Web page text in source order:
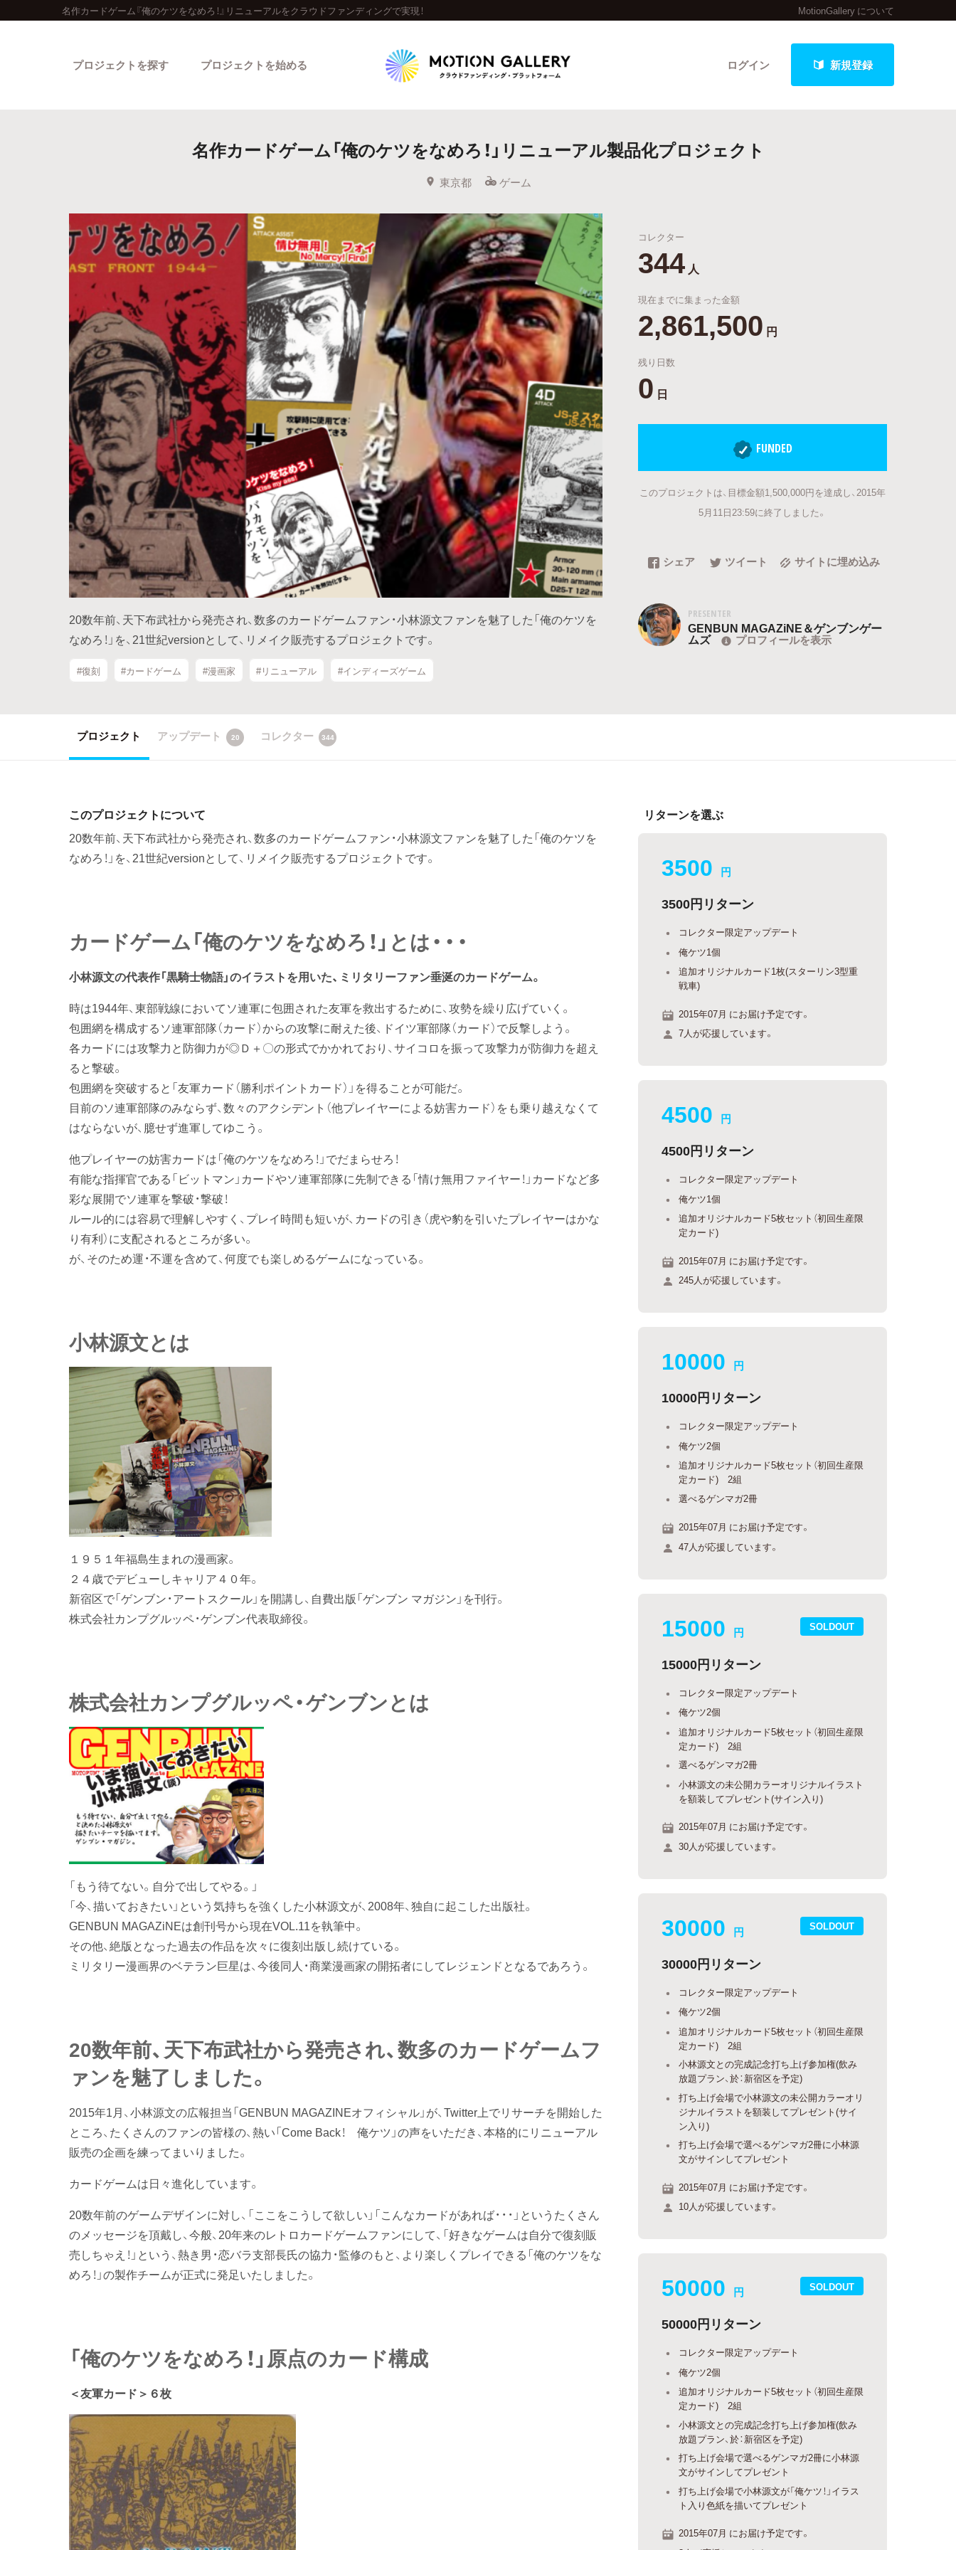
名作カードゲーム『俺のケツをなめろ！』リニューアルをクラウドファンディングで実現！ MotionGallery について
ログイン 新規登録
プロジェクトを探す
人気のプロジェクト 新着プロジェクト 終了間近のプロジェクト
Feature
カテゴリーから探す タグから探す キュレーターから探す 特集から探す 最新進捗報告から探す
Legendary
最新達成プロジェクト 調達額が大きいプロジェクト
プロジェクトを始める
名作カードゲーム「俺のケツをなめろ！」リニューアル製品化プロジェクト
東京都 ゲーム
20数年前、天下布武社から発売され、数多のカードゲームファン・小林源文ファンを魅了した「俺のケツを
なめろ！」を、21世紀versionとして、リメイク販売するプロジェクトです。
#復刻 #カードゲーム #漫画家 #リニューアル #インディーズゲーム
コレクター
344 人
現在までに集まった金額
2,861,500 円
残り日数
0 日
FUNDED
このプロジェクトは、目標金額1,500,000円を達成し、2015年
5月11日23:59に終了しました。
シェア ツイート サイトに埋め込み
PRESENTER
GENBUN MAGAZiNE＆ゲンブンゲー
ムズ プロフィールを表示
プロジェクト アップデート 20 コレクター 344
このプロジェクトについて
20数年前、天下布武社から発売され、数多のカードゲームファン・小林源文ファンを魅了した「俺のケツを
なめろ！」を、21世紀versionとして、リメイク販売するプロジェクトです。
カードゲーム「俺のケツをなめろ！」とは・・・
小林源文の代表作「黒騎士物語」のイラストを用いた、ミリタリーファン垂涎のカードゲーム。
時は1944年、東部戦線においてソ連軍に包囲された友軍を救出するために、攻勢を繰り広げていく。
包囲網を構成するソ連軍部隊（カード）からの攻撃に耐えた後、ドイツ軍部隊（カード）で反撃しよう。
各カードには攻撃力と防御力が◎Ｄ＋〇の形式でかかれており、サイコロを振って攻撃力が防御力を超え
ると撃破。
包囲網を突破すると「友軍カード（勝利ポイントカード）」を得ることが可能だ。
目前のソ連軍部隊のみならず、数々のアクシデント（他プレイヤーによる妨害カード）をも乗り越えなくて
はならないが、臆せず進軍してゆこう。
他プレイヤーの妨害カードは「俺のケツをなめろ！」でだまらせろ！
有能な指揮官である「ビットマン」カードやソ連軍部隊に先制できる「情け無用ファイヤー！」カードなど多
彩な展開でソ連軍を撃破・撃破！
ルール的には容易で理解しやすく、プレイ時間も短いが、カードの引き（虎や豹を引いたプレイヤーはかな
り有利）に支配されるところが多い。
が、そのため運・不運を含めて、何度でも楽しめるゲームになっている。
小林源文とは
１９５１年福島生まれの漫画家。
２４歳でデビューしキャリア４０年。
新宿区で「ゲンブン・アートスクール」を開講し、自費出版「ゲンブン マガジン」を刊行。
株式会社カンプグルッペ・ゲンブン代表取締役。
株式会社カンプグルッペ・ゲンブンとは
「もう待てない。自分で出してやる。」
「今、描いておきたい」という気持ちを強くした小林源文が、2008年、独自に起こした出版社。
GENBUN MAGAZiNEは創刊号から現在VOL.11を執筆中。
その他、絶版となった過去の作品を次々に復刻出版し続けている。
ミリタリー漫画界のベテラン巨星は、今後同人・商業漫画家の開拓者にしてレジェンドとなるであろう。
20数年前、天下布武社から発売され、数多のカードゲームフ
ァンを魅了しました。
2015年1月、小林源文の広報担当「GENBUN MAGAZINEオフィシャル」が、Twitter上でリサーチを開始した
ところ、たくさんのファンの皆様の、熱い「Come Back！ 俺ケツ」の声をいただき、本格的にリニューアル
販売の企画を練ってまいりました。
カードゲームは日々進化しています。
20数年前のゲームデザインに対し、「ここをこうして欲しい」「こんなカードがあれば・・・」というたくさん
のメッセージを頂戴し、今般、20年来のレトロカードゲームファンにして、「好きなゲームは自分で復刻販
売しちゃえ！」という、熱き男・恋バラ支部長氏の協力・監修のもと、より楽しくプレイできる「俺のケツをな
めろ！」の製作チームが正式に発足いたしました。
「俺のケツをなめろ！」原点のカード構成
＜友軍カード＞６枚
リターンを選ぶ
3500 円
3500円リターン
コレクター限定アップデート
俺ケツ1個
追加オリジナルカード1枚(スターリン3型重
戦車)
2015年07月 にお届け予定です。
7人が応援しています。
4500 円
4500円リターン
コレクター限定アップデート
俺ケツ1個
追加オリジナルカード5枚セット（初回生産限
定カード)
2015年07月 にお届け予定です。
245人が応援しています。
10000 円
10000円リターン
コレクター限定アップデート
俺ケツ2個
追加オリジナルカード5枚セット（初回生産限
定カード) 2組
選べるゲンマガ2冊
2015年07月 にお届け予定です。
47人が応援しています。
SOLDOUT
15000 円
15000円リターン
コレクター限定アップデート
俺ケツ2個
追加オリジナルカード5枚セット（初回生産限
定カード) 2組
選べるゲンマガ2冊
小林源文の未公開カラーオリジナルイラスト
を額装してプレゼント(サイン入り)
2015年07月 にお届け予定です。
30人が応援しています。
SOLDOUT
30000 円
30000円リターン
コレクター限定アップデート
俺ケツ2個
追加オリジナルカード5枚セット（初回生産限
定カード) 2組
小林源文との完成記念打ち上げ参加権(飲み
放題プラン、於：新宿区を予定)
打ち上げ会場で小林源文の未公開カラーオリ
ジナルイラストを額装してプレゼント(サイ
ン入り)
打ち上げ会場で選べるゲンマガ2冊に小林源
文がサインしてプレゼント
2015年07月 にお届け予定です。
10人が応援しています。
SOLDOUT
50000 円
50000円リターン
コレクター限定アップデート
俺ケツ2個
追加オリジナルカード5枚セット（初回生産限
定カード) 2組
小林源文との完成記念打ち上げ参加権(飲み
放題プラン、於：新宿区を予定)
打ち上げ会場で選べるゲンマガ2冊に小林源
文がサインしてプレゼント
打ち上げ会場で小林源文が「俺ケツ！」イラス
ト入り色紙を描いてプレゼント
2015年07月 にお届け予定です。